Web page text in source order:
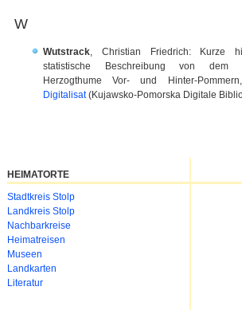
W
Wutstrack , Christian Friedrich: Kurze
statistische Beschreibung von dem
Herzogthume Vor- und Hinter-
Digitalisat(Kujawsko-Pomorska Digitale
HEIMATORTE
Navigation
überspringen
Stadtkreis Stolp
Landkreis Stolp
Nachbarkreise
Heimatreisen
Museen
Landkarten
Literatur